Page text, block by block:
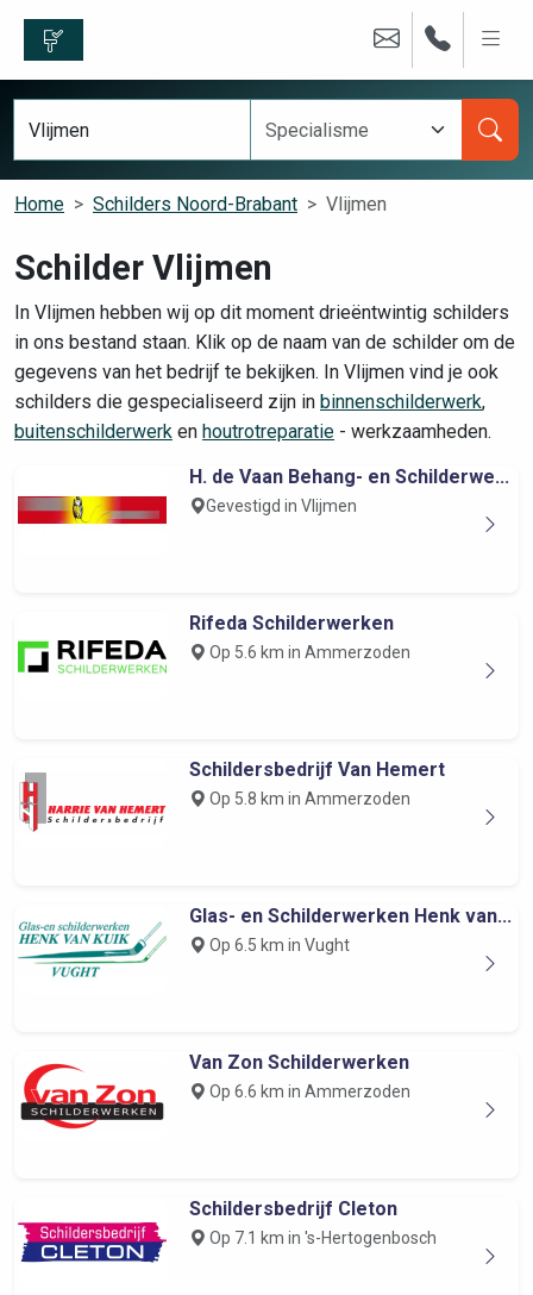
Home Schilders Noord-Brabant Vlijmen
Schilder Vlijmen
In Vlijmen hebben wij op dit moment drieëntwintig schilders
in ons bestand staan. Klik op de naam van de schilder om de
gegevens van het bedrijf te bekijken. In Vlijmen vind je ook
schilders die gespecialiseerd zijn in binnenschilderwerk,
buitenschilderwerk en houtrotreparatie - werkzaamheden.
H. de Vaan Behang- en Schilderwe...
Gevestigd in Vlijmen
Rifeda Schilderwerken
Op 5.6 km in Ammerzoden
Schildersbedrijf Van Hemert
Op 5.8 km in Ammerzoden
Glas- en Schilderwerken Henk van...
Op 6.5 km in Vught
Van Zon Schilderwerken
Op 6.6 km in Ammerzoden
Schildersbedrijf Cleton
Op 7.1 km in 's-Hertogenbosch